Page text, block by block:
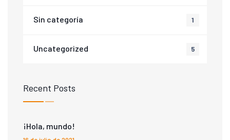
Sin categoría 1
Uncategorized 5
Recent Posts
¡Hola, mundo!